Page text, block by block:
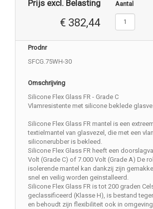
Prijs excl. Belasting
€ 382,44
Aantal
Prodnr
SFCG.75WH-30
Omschrijving
Silicone Flex Glass FR - Grade C
Vlamresistente met silicone beklede
Silicone Flex Glass FR mantel is een
textielmantel van glasvezel, die met een
siliconerubber is bekleed.
Silicone Flex Glass FR heeft een
Volt (Grade C) of 7.000 Volt (Grade A) De
isolerende mantel kan dankzij zijn
snel en veilig worden geïnstalleerd.
Silicone Flex Glass FR is tot 200 graden
geclassificeerd (Klasse H), is bestand
en behoudt zijn flexibiliteit ook in